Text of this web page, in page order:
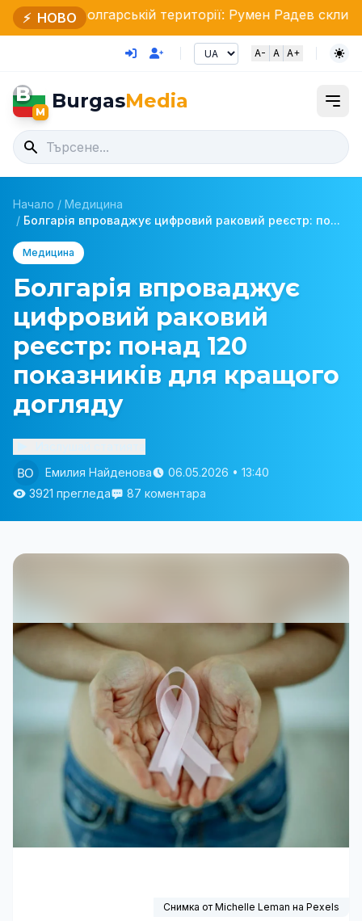
⚡ НОВОтериторії: Румен Радев скликав Раду
A- A A+
B
M BurgasMedia
Начало / Медицина
/ Болгарія впроваджує цифровий раковий реєстр: по...
Медицина
Болгарія впроваджує
цифровий раковий
реєстр: понад 120
показників для кращого
догляду
Емилия Найденова
06.05.2026 • 13:40
3921 прегледа
87 коментара
Снимка от Michelle Leman на Pexels